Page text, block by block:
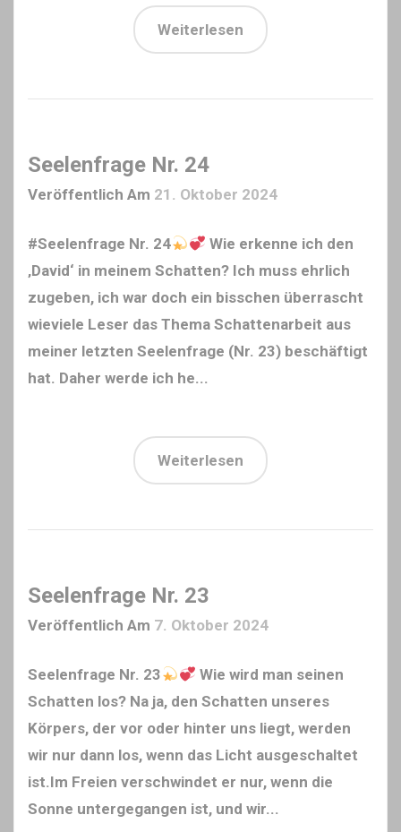
Weiterlesen
Seelenfrage Nr. 24
Veröffentlich Am 21. Oktober 2024
#Seelenfrage Nr. 24
Wie erkenne ich den
‚David‘ in meinem Schatten? Ich muss ehrlich
zugeben, ich war doch ein bisschen überrascht
wieviele Leser das Thema Schattenarbeit aus
meiner letzten Seelenfrage (Nr. 23) beschäftigt
hat. Daher werde ich he...
Weiterlesen
Seelenfrage Nr. 23
Veröffentlich Am 7. Oktober 2024
Seelenfrage Nr. 23
Wie wird man seinen
Schatten los? Na ja, den Schatten unseres
Körpers, der vor oder hinter uns liegt, werden
wir nur dann los, wenn das Licht ausgeschaltet
ist.Im Freien verschwindet er nur, wenn die
Sonne untergegangen ist, und wir...